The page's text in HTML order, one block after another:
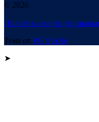
© 2026
Политика
Тема от WP Puzzle
➤